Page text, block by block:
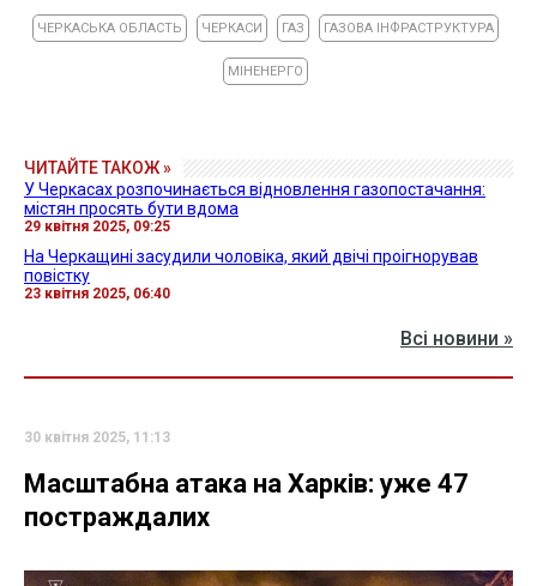
ЧЕРКАСЬКА ОБЛАСТЬ ЧЕРКАСИ ГАЗ ГАЗОВА ІНФРАСТРУКТУРА
МІНЕНЕРГО
ЧИТАЙТЕ ТАКОЖ »
У Черкасах розпочинається відновлення газопостачання:
містян просять бути вдома
29 квітня 2025, 09:25
На Черкащині засудили чоловіка, який двічі проігнорував
повістку
23 квітня 2025, 06:40
Всі новини »
30 квітня 2025, 11:13
Масштабна атака на Харків: уже 47
постраждалих